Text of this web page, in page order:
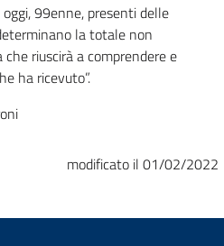
99enne, presenti delle
la totale non
riuscirà a comprendere e
ha ricevuto”.
modificato il 01/02/2022